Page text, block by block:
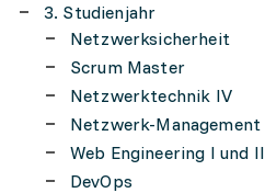
3. Studienjahr
Netzwerksicherheit
Scrum Master
Netzwerktechnik IV
Netzwerk-Management
Web Engineering I und II
DevOps